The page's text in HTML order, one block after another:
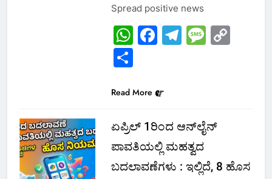
Spread positive news
WhatsApp
Facebook
Telegram
Share
Read More
ಏಪ್ರಿಲ್ 1ರಿಂದ ಆನ್‌ಲೈನ್
ಪಾವತಿಯಲ್ಲಿ ಮಹತ್ವದ
ಬದಲಾವಣೆಗಳು : ಇಲ್ಲಿದೆ, 8 ಹೊಸ